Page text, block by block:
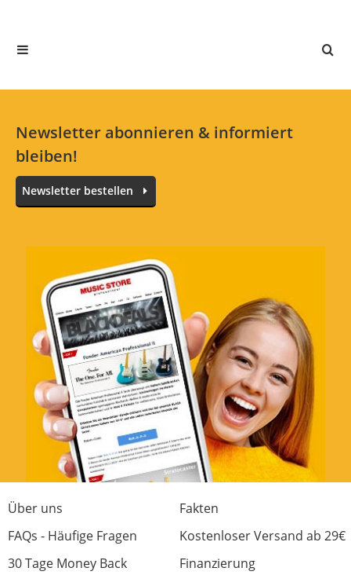
Newsletter abonnieren & informiert
bleiben!
Newsletter bestellen
Über uns
Fakten
FAQs - Häufige Fragen
Kostenloser Versand ab 29€
30 Tage Money Back
Finanzierung